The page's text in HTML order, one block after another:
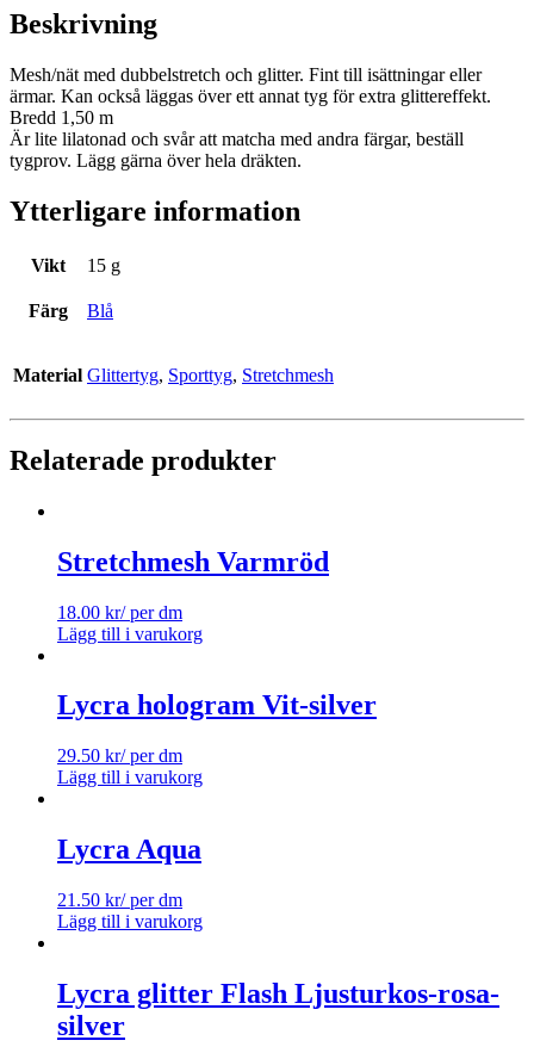
Beskrivning
Mesh/nät med dubbelstretch och glitter. Fint till isättningar eller
ärmar. Kan också läggas över ett annat tyg för extra glittereffekt.
Bredd 1,50 m
Är lite lilatonad och svår att matcha med andra färgar, beställ
tygprov. Lägg gärna över hela dräkten.
Ytterligare information
Vikt 15 g
Färg Blå
Material Glittertyg, Sporttyg, Stretchmesh
Relaterade produkter
Stretchmesh Varmröd
18.00 kr/ per dm
Lägg till i varukorg
Lycra hologram Vit-silver
29.50 kr/ per dm
Lägg till i varukorg
Lycra Aqua
21.50 kr/ per dm
Lägg till i varukorg
Lycra glitter Flash Ljusturkos-rosa-
silver